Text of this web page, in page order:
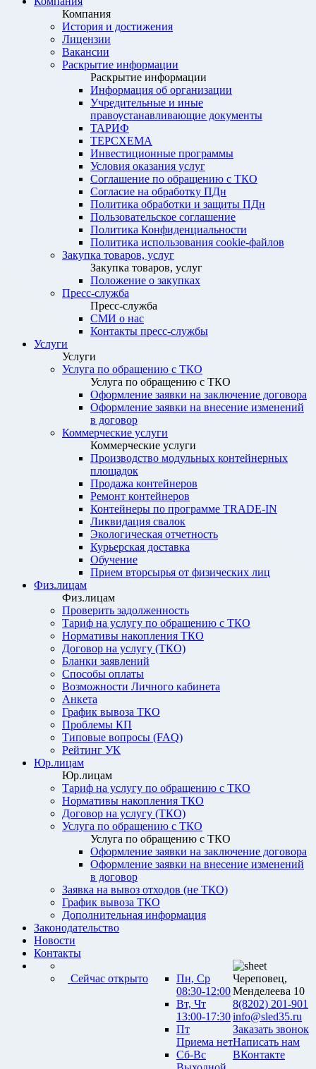
Компания
История и достижения
Лицензии
Вакансии
Раскрытие информации
Раскрытие информации
Информация об организации
Учредительные и иные
правоустанавливающие документы
ТАРИФ
ТЕРСХЕМА
Инвестиционные программы
Условия оказания услуг
Соглашение по обращению с ТКО
Согласие на обработку ПДн
Политика обработки и защиты ПДн
Пользовательское соглашение
Политика Конфиденциальности
Политика использования cookie-файлов
Закупка товаров, услуг
Закупка товаров, услуг
Положение о закупках
Пресс-служба
Пресс-служба
СМИ о нас
Контакты пресс-службы
Услуги
Услуги
Услуга по обращению с ТКО
Услуга по обращению с ТКО
Оформление заявки на заключение договора
Оформление заявки на внесение изменений
в договор
Коммерческие услуги
Коммерческие услуги
Производство модульных контейнерных
площадок
Продажа контейнеров
Ремонт контейнеров
Контейнеры по программе TRADE-IN
Ликвидация свалок
Экологическая отчетность
Курьерская доставка
Обучение
Прием вторсырья от физических лиц
Физ.лицам
Физ.лицам
Проверить задолженность
Тариф на услугу по обращению с ТКО
Нормативы накопления ТКО
Договор на услугу (ТКО)
Бланки заявлений
Способы оплаты
Возможности Личного кабинета
Анкета
График вывоза ТКО
Проблемы КП
Типовые вопросы (FAQ)
Рейтинг УК
Юр.лицам
Юр.лицам
Тариф на услугу по обращению с ТКО
Нормативы накопления ТКО
Договор на услугу (ТКО)
Услуга по обращению с ТКО
Услуга по обращению с ТКО
Оформление заявки на заключение договора
Оформление заявки на внесение изменений
в договор
Заявка на вывоз отходов (не ТКО)
График вывоза ТКО
Дополнительная информация
Законодательство
Новости
Контакты
Сейчас открыто
Пн, Ср
08:30-12:00
Вт, Чт
13:00-17:30
Пт
Приема нет
Сб-Вс
Череповец,
Менделеева 10
8(8202) 201-901
info@sled35.ru
Заказать звонок
Написать нам
ВКонтакте